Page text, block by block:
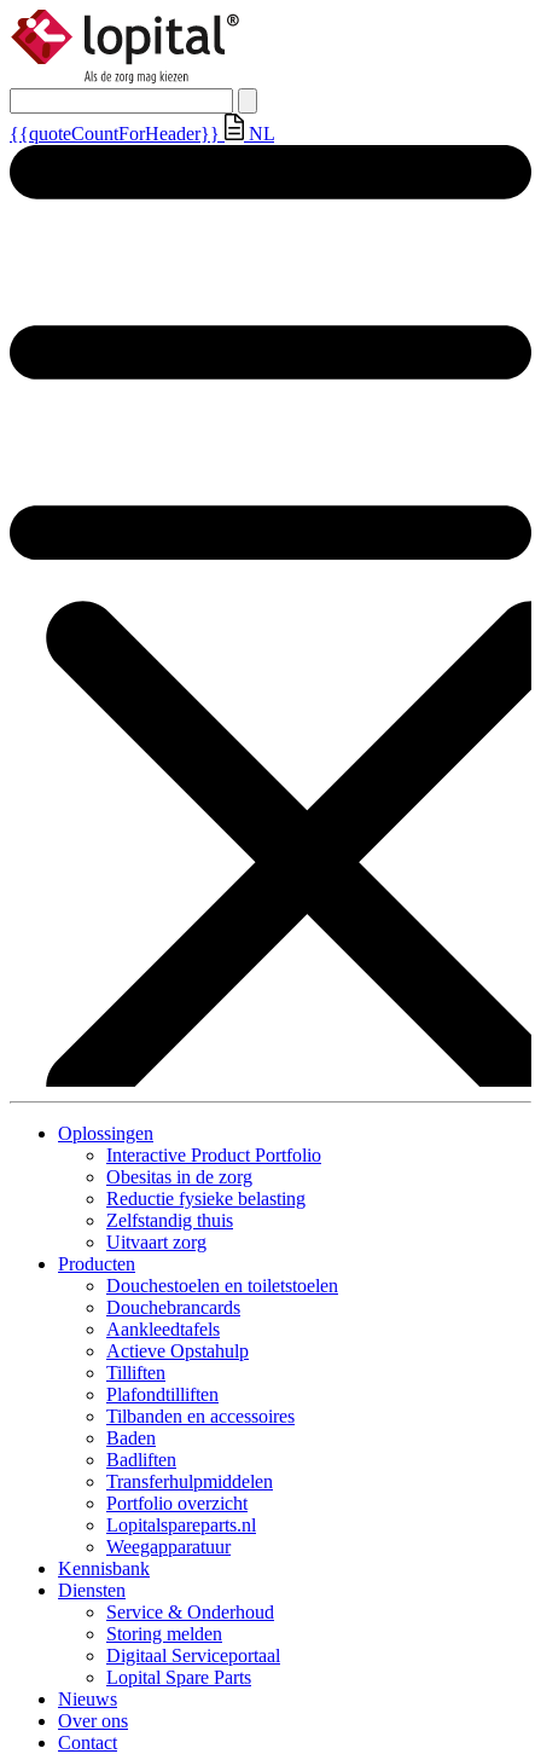
{{quoteCountForHeader}} NL
Oplossingen
Interactive Product Portfolio
Obesitas in de zorg
Reductie fysieke belasting
Zelfstandig thuis
Uitvaart zorg
Producten
Douchestoelen en toiletstoelen
Douchebrancards
Aankleedtafels
Actieve Opstahulp
Tilliften
Plafondtilliften
Tilbanden en accessoires
Baden
Badliften
Transferhulpmiddelen
Portfolio overzicht
Lopitalspareparts.nl
Weegapparatuur
Kennisbank
Diensten
Service & Onderhoud
Storing melden
Digitaal Serviceportaal
Lopital Spare Parts
Nieuws
Over ons
Contact